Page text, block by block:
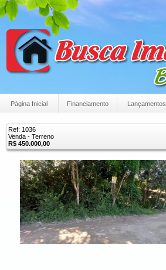
Página Inicial Financiamento Lançamentos
Ref: 1036
Venda - Terreno
R$ 450.000,00